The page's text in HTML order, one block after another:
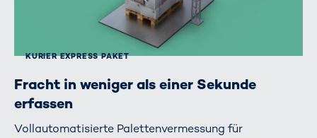
KURIER EXPRESS PAKET
Fracht in weniger als einer Sekunde
erfassen
Vollautomatisierte Palettenvermessung für